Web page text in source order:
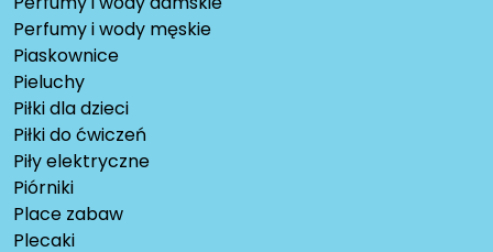
Perfumy i wody męskie
Piaskownice
Pieluchy
Piłki dla dzieci
Piłki do ćwiczeń
Piły elektryczne
Piórniki
Place zabaw
Plecaki